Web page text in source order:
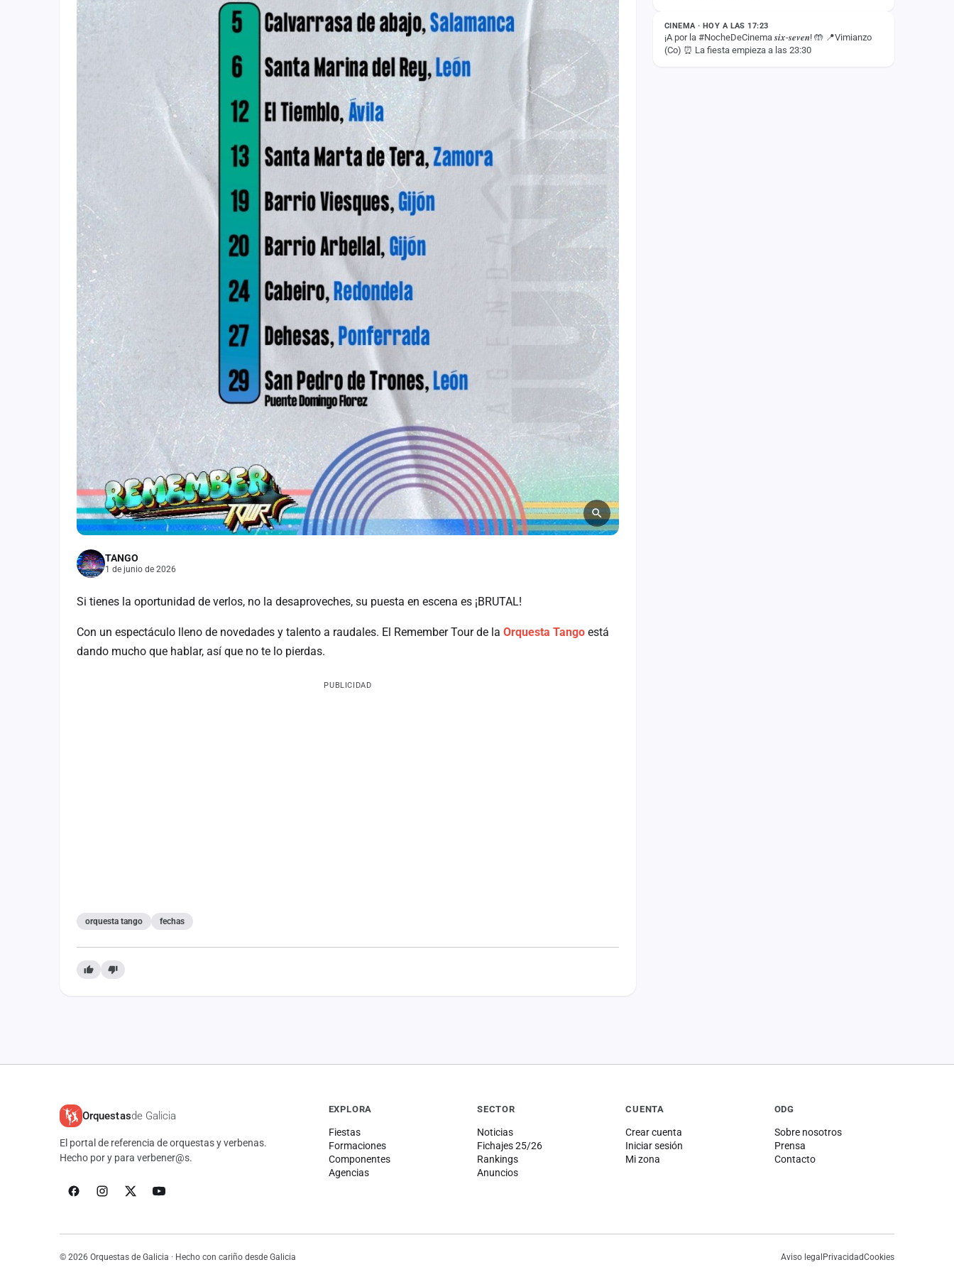
TANGO
1 de junio de 2026
Si tienes la oportunidad de verlos, no la desaproveches, su puesta en escena es ¡BRUTAL!
Con un espectáculo lleno de novedades y talento a raudales. El Remember Tour de la Orquesta Tango está
dando mucho que hablar, así que no te lo pierdas.
PUBLICIDAD
orquesta tango fechas
CINEMA · HOY A LAS 17:23
¡A por la #NocheDeCinema 𝒔𝒊𝒙-𝒔𝒆𝒗𝒆𝒏! 🤲 📍Vimianzo
(Co) ⏰ La fiesta empieza a las 23:30
Orquestasde Galicia
El portal de referencia de orquestas y verbenas.
Hecho por y para verbener@s.
EXPLORA
Fiestas
Formaciones
Componentes
Agencias
SECTOR
Noticias
Fichajes 25/26
Rankings
Anuncios
CUENTA
Crear cuenta
Iniciar sesión
Mi zona
ODG
Sobre nosotros
Prensa
Contacto
© 2026 Orquestas de Galicia · Hecho con cariño desde Galicia Aviso legal PrivacidadCookies
Crear cuenta
Administración